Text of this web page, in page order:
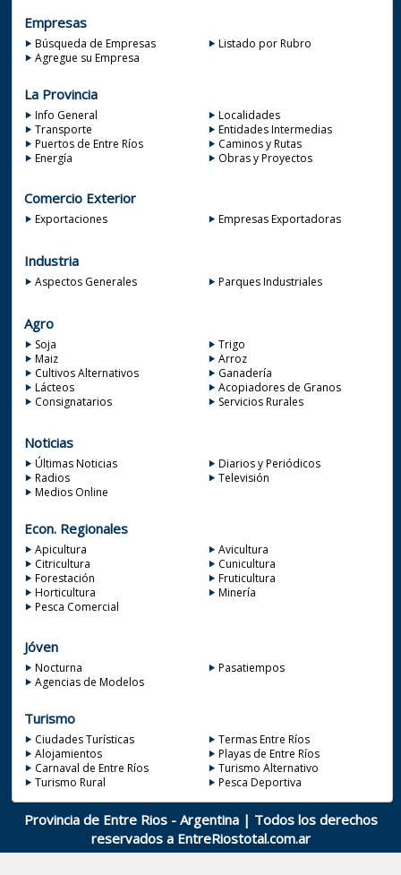
Empresas
Búsqueda de Empresas
Listado por Rubro
Agregue su Empresa
La Provincia
Info General
Localidades
Transporte
Entidades Intermedias
Puertos de Entre Ríos
Caminos y Rutas
Energía
Obras y Proyectos
Comercio Exterior
Exportaciones Empresas Exportadoras
Industria
Aspectos Generales Parques Industriales
Agro
Soja
Trigo
Maiz
Arroz
Cultivos Alternativos
Ganadería
Lácteos
Acopiadores de Granos
Consignatarios
Servicios Rurales
Noticias
Últimas Noticias
Diarios y Periódicos
Radios
Televisión
Medios Online
Econ. Regionales
Apicultura
Avicultura
Citricultura
Cunicultura
Forestación
Fruticultura
Horticultura
Minería
Pesca Comercial
Jóven
Nocturna
Pasatiempos
Agencias de Modelos
Turismo
Ciudades Turísticas
Termas Entre Ríos
Alojamientos
Playas de Entre Ríos
Carnaval de Entre Ríos
Turismo Alternativo
Turismo Rural
Pesca Deportiva
Provincia de Entre Rios - Argentina | Todos los derechos
reservados a EntreRiostotal.com.ar